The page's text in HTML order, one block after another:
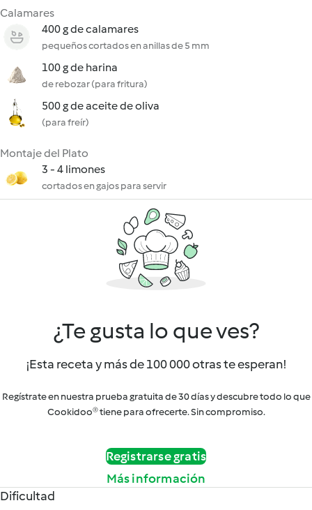
Calamares
400 g de calamares
pequeños cortados en anillas de 5 mm
100 g de harina
de rebozar (para fritura)
500 g de aceite de oliva
(para freír)
Montaje del Plato
3 - 4 limones
cortados en gajos para servir
¿Te gusta lo que ves?
¡Esta receta y más de 100 000 otras te esperan!
Regístrate en nuestra prueba gratuita de 30 días y descubre todo lo que
Cookidoo® tiene para ofrecerte. Sin compromiso.
Registrarse gratis
Más información
Dificultad